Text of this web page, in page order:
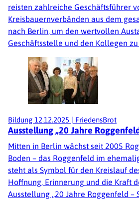
reisten zahlreiche Geschäftsführer
Kreisbauernverbänden aus dem
nach Berlin, um den wertvollen
Geschäftsstelle und den Kollegen
Bildung 12.12.2025 | FriedensBrot
Ausstellung „20 Jahre
Mitten in Berlin wächst seit 2005
Boden – das Roggenfeld im
steht als Symbol für den Kreislauf
Hoffnung, Erinnerung und die Kraft
Ausstellung „20 Jahre Roggenfeld –